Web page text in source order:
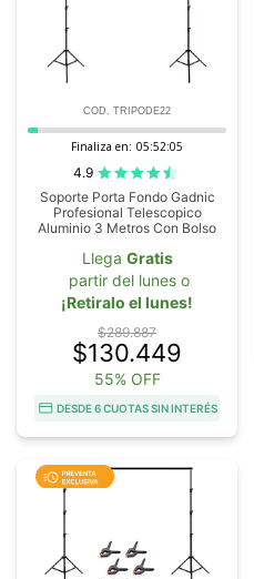
COD. TRIPODE22
Finaliza en: 05:52:04
4.9
Soporte Porta Fondo Gadnic
Profesional Telescopico
Aluminio 3 Metros Con Bolso
Llega Gratis
partir del lunes o
¡Retiralo el lunes!
$289.887
$130.449
55% OFF
DESDE 6 CUOTAS SIN INTERÉS